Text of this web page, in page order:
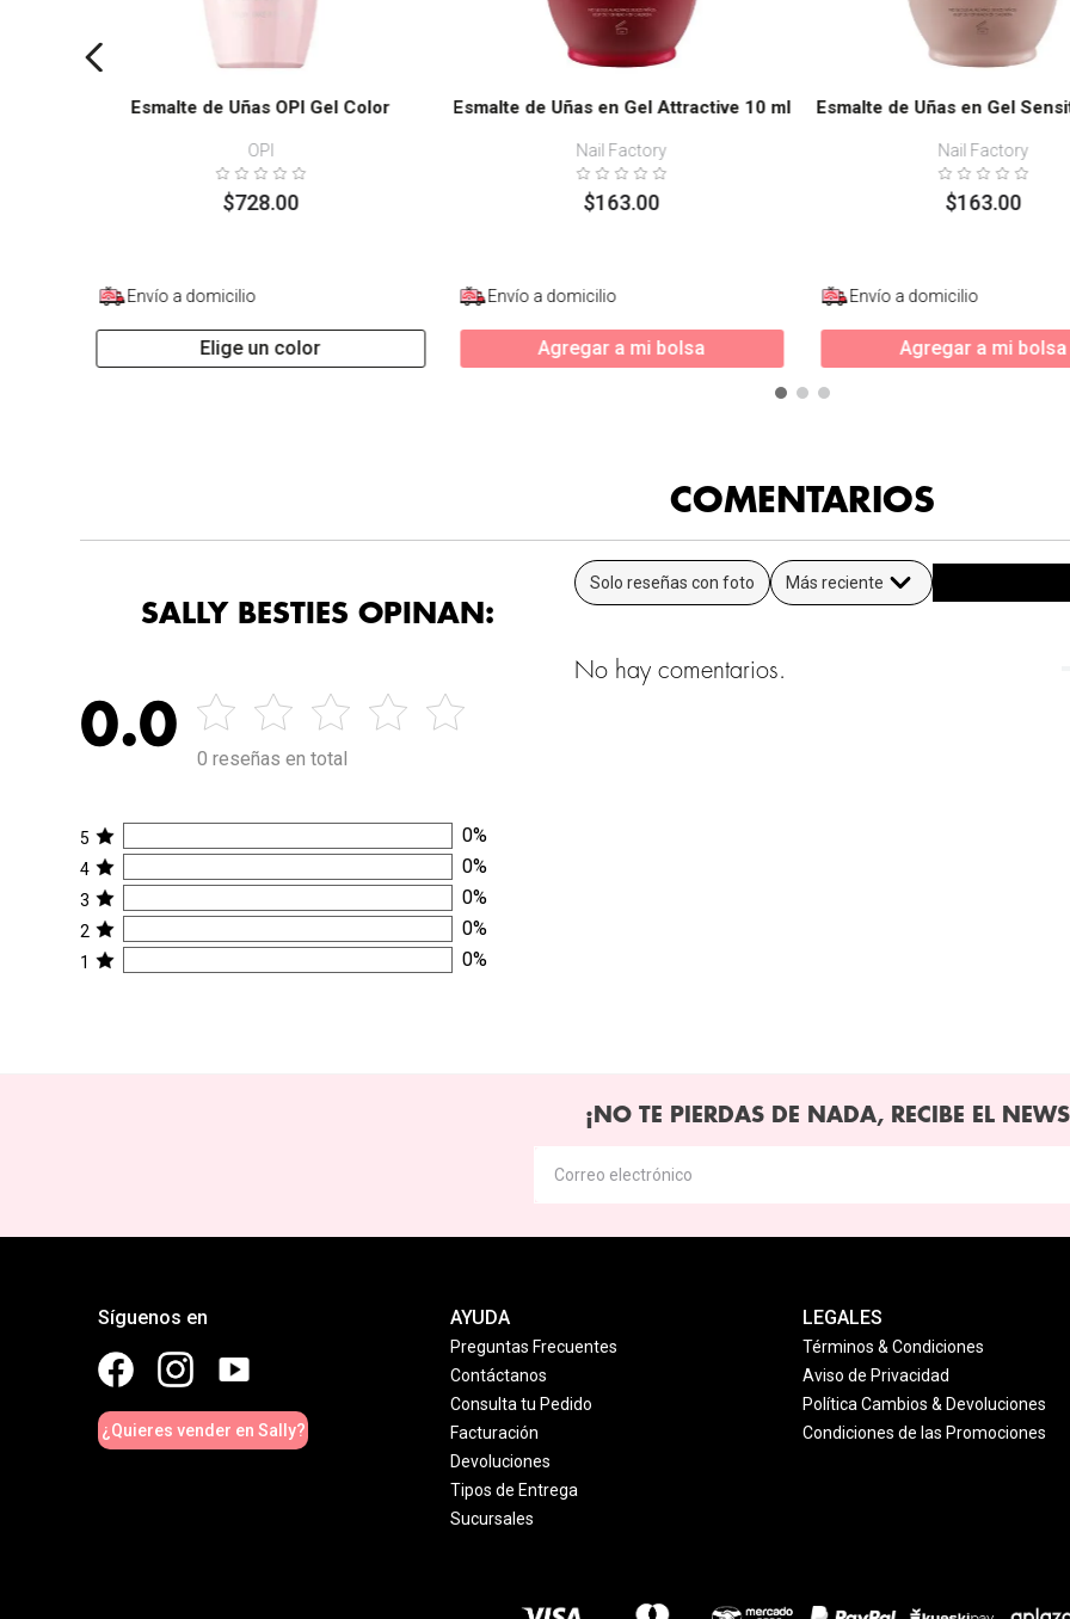
Esmalte de Uñas OPI Gel Color
OPI
$728.00
Envío a domicilio
Elige un color
Esmalte de Uñas en Gel Attractive 10 ml
Nail Factory
$163.00
Envío a domicilio
Agregar a mi bolsa
Esmalte de Uñas en Gel
Nail Factory
$163.00
Envío a domicilio
Agregar a mi bolsa
COMENTARIOS
SALLY BESTIES OPINAN:
0.0
0 reseñas en total
5 0%
4 0%
3 0%
2 0%
1 0%
Solo reseñas con foto Más reciente
No hay comentarios.
¡NO TE PIERDAS DE NADA, RECIBE EL
Síguenos en
¿Quieres vender en Sally?
AYUDA
Preguntas Frecuentes
Contáctanos
Consulta tu Pedido
Facturación
Devoluciones
Tipos de Entrega
Sucursales
LEGALES
Términos & Condiciones
Aviso de Privacidad
Política Cambios & Devoluciones
Condiciones de las Promociones